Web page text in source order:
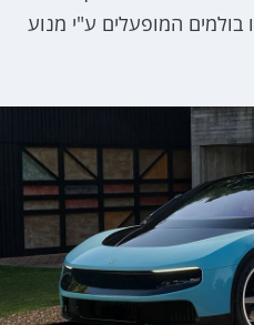
בולמים המופעלים ע"י מנוע